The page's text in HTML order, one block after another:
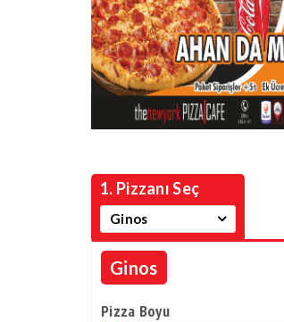
1. Pizzanı Seç
Ginos
Ginos
Pizza Boyu